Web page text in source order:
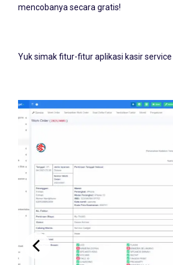
mencobanya secara gratis!
Yuk simak fitur-fitur aplikasi kasir service